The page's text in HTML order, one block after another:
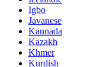
Igbo
Javanese
Kannada
Kazakh
Khmer
Kurdish